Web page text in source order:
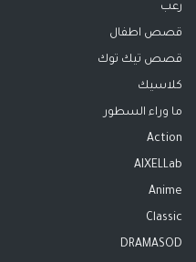
رعب
قصص اطفال
قصص تيك توك
كلاسيك
ما وراء السطور
Action
AIXELLab
Anime
Classic
DRAMASOD